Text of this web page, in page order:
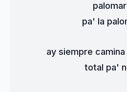
palomar
pa' la
ay siempre
total pa'